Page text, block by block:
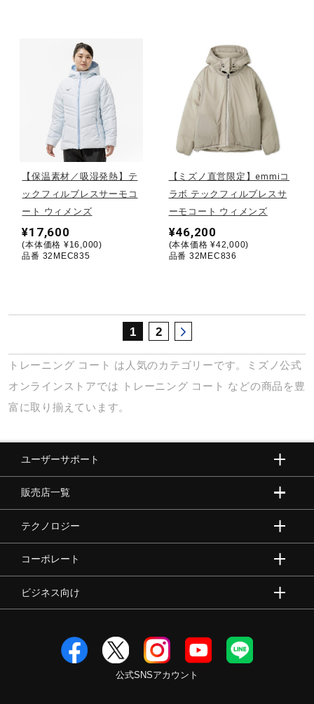
サポート
直営店一覧
取扱店一覧
【保温素材／吸湿発熱】テ
ックフィルブレスサーモコ
ート ウィメンズ
¥17,600
(本体価格 ¥16,000)
品番 32MEC835
【ミズノ直営限定】emmiコ
ラボ テックフィルブレスサ
ーモコート ウィメンズ
¥46,200
(本体価格 ¥42,000)
品番 32MEC836
1 2
トレーニング コート は人気のカテゴリーです。ミズノ公式
オンラインストアでは
トレーニング コート などの商品を豊
富に取り揃えています。
ユーザーサポート
販売店一覧
テクノロジー
コーポレート
ビジネス向け
公式SNSアカウント